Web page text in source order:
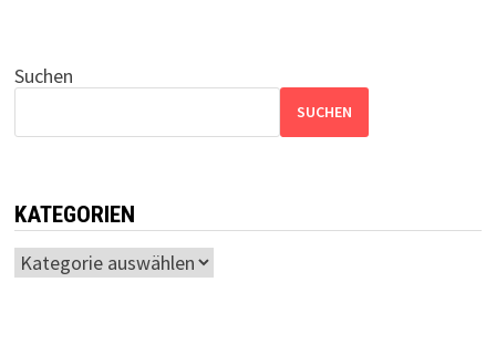
Suchen
SUCHEN
KATEGORIEN
Kategorien